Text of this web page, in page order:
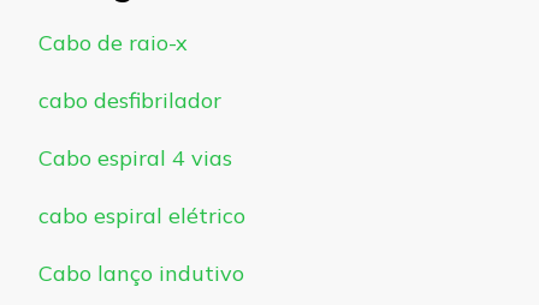
Cabo de raio-x
cabo desfibrilador
Cabo espiral 4 vias
cabo espiral elétrico
Cabo lanço indutivo